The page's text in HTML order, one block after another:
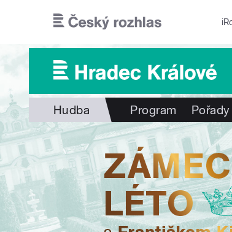
Hudba Program Pořady